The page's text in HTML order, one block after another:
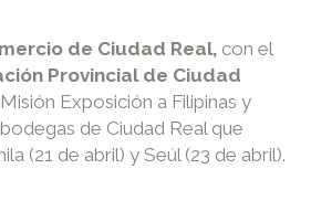
de Ciudad Real, con el
Provincial de Ciudad
Exposición a Filipinas y
de Ciudad Real que
(21 de abril) y Seúl (23 de abril).